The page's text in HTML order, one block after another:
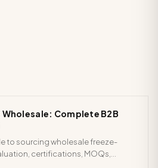
Complete B2B
to sourcing wholesale freeze-
certifications, MOQs,